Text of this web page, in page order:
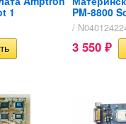
1
PM-8800
/
3 550 ₽